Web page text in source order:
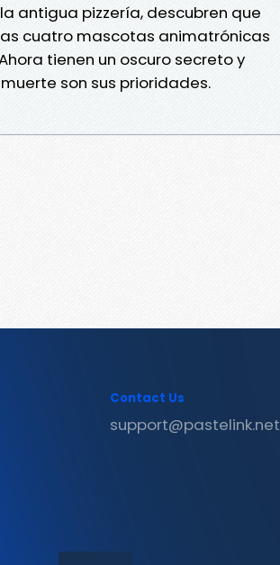
antigua pizzería, descubren que
cuatro mascotas animatrónicas
tienen un oscuro secreto y
son sus prioridades.
Contact Us
support@pastelink.net